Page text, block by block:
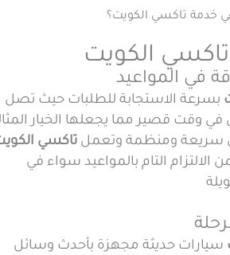
خدمة تاكسي الكويت؟
الكويت
في المواعيد
بسرعة الاستجابة للطلبات حيث تصل
في وقت قصير مما يجعلها الخيار
سريعة ومنظمة وتعمل تاكسي
التام بالمواعيد سواء في
سيارات حديثة مجهزة بأحدث وسائل